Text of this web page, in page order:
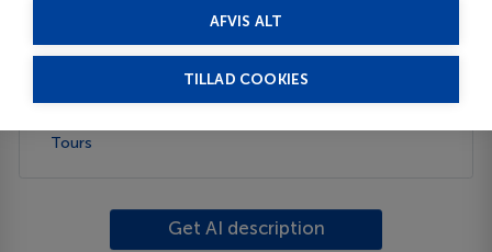
AFVIS ALT
TILLAD COOKIES
Freeport - IL
Description
Tours
Get AI description